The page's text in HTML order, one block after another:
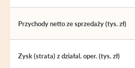
Przychody netto ze sprzedaży (tys. zł)
Zysk (strata) z działal. oper. (tys. zł)